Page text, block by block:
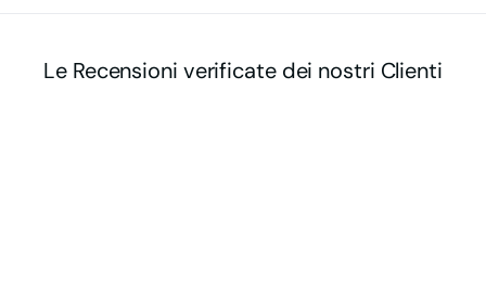
Le Recensioni verificate dei nostri Clienti